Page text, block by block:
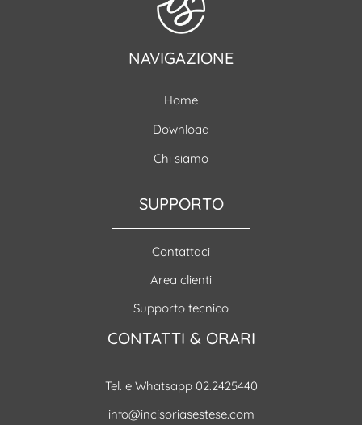
NAVIGAZIONE
Home
Download
Chi siamo
SUPPORTO
Contattaci
Area clienti
Supporto tecnico
CONTATTI & ORARI
Tel. e Whatsapp 02.2425440
info@incisoriasestese.com